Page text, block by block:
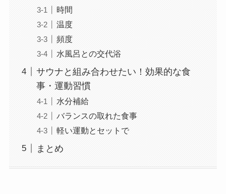
時間
温度
頻度
水風呂との交代浴
サウナと組み合わせたい！効果的な食
事・運動習慣
水分補給
バランスの取れた食事
軽い運動とセットで
まとめ